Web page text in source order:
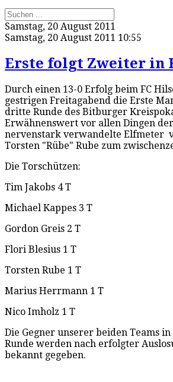
Samstag, 20 August 2011
Samstag, 20 August 2011 10:55
Erste folgt Zweiter in
Durch einen 13-0 Erfolg beim FC
gestrigen Freitagabend die Erste
dritte Runde des Bitburger
Erwähnenswert vor allen Dingen
nervenstark verwandelte Elfmeter
Torsten "Rübe" Rube zum
Die Torschützen:
Tim Jakobs 4 T
Michael Kappes 3 T
Gordon Greis 2 T
Flori Blesius 1 T
Torsten Rube 1 T
Marius Herrmann 1 T
Nico Imholz 1 T
Die Gegner unserer beiden Teams
Runde werden nach erfolgter
bekannt gegeben.